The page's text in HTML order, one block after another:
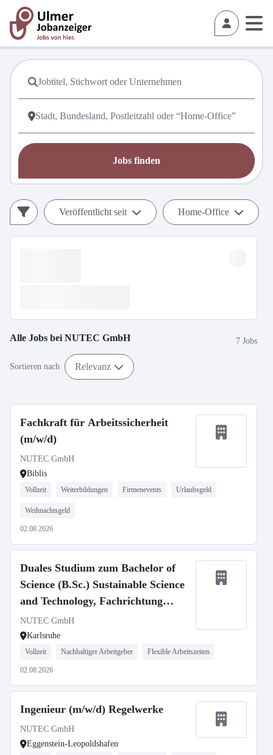
Jobs finden
Veröffentlicht seit Home-Office
Alle Jobs bei NUTEC GmbH 7 Jobs
Sortieren nach Relevanz
Fachkraft für Arbeitssicherheit
(m/w/d)
NUTEC GmbH
Biblis
Vollzeit Weiterbildungen Firmenevents Urlaubsgeld
Weihnachtsgeld
02.08.2026
Duales Studium zum Bachelor of
Science (B.Sc.) Sustainable Science
and Technology, Fachrichtung
Strahlenschutz (m/w/d)
NUTEC GmbH
Karlsruhe
Vollzeit Nachhaltiger Arbeitgeber Flexible Arbeitszeiten
02.08.2026
Ingenieur (m/w/d) Regelwerke
NUTEC GmbH
Eggenstein-Leopoldshafen